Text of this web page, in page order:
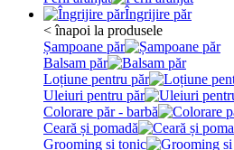
Îngrijire păr
< înapoi la produsele
Șampoane păr
Balsam păr
Loțiune pentru păr
Uleiuri pentru păr
Colorare păr - barbă
Ceară și pomadă
Grooming și tonic